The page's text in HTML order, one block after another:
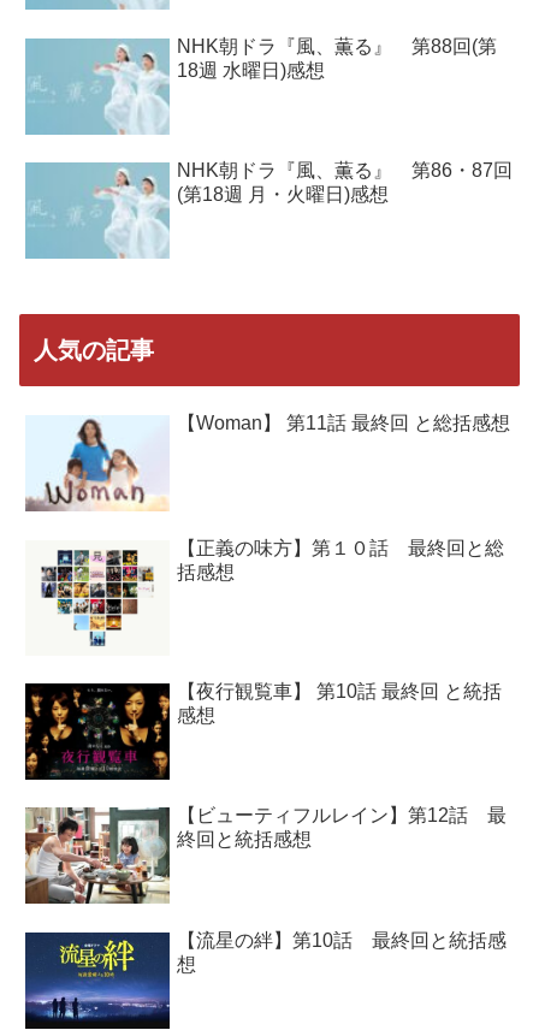
NHK朝ドラ『風、薫る』 第88回(第
18週 水曜日)感想
NHK朝ドラ『風、薫る』 第86・87回
(第18週 月・火曜日)感想
人気の記事
【Woman】 第11話 最終回 と総括感想
【正義の味方】第１０話 最終回と総
括感想
【夜行観覧車】 第10話 最終回 と統括
感想
【ビューティフルレイン】第12話 最
終回と統括感想
【流星の絆】第10話 最終回と統括感
想